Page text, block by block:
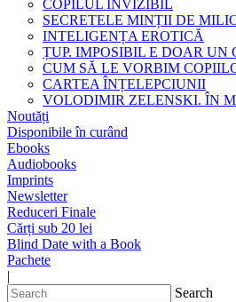
COPILUL INVIZIBIL
SECRETELE MINȚII DE
INTELIGENȚA EROTICĂ
ȚUP. IMPOSIBIL E DOAR UN
CUM SĂ LE VORBIM
CARTEA ÎNȚELEPCIUNII
VOLODIMIR ZELENSKI. ÎN
Noutăți
Disponibile în curând
Ebooks
Audiobooks
Imprints
Newsletter
Reduceri Finale
Cărți sub 20 lei
Blind Date with a Book
Pachete
|
Search